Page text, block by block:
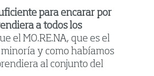
para encarar por
a todos los
el MO.RE.NA, que es el
y como habíamos
al conjunto del